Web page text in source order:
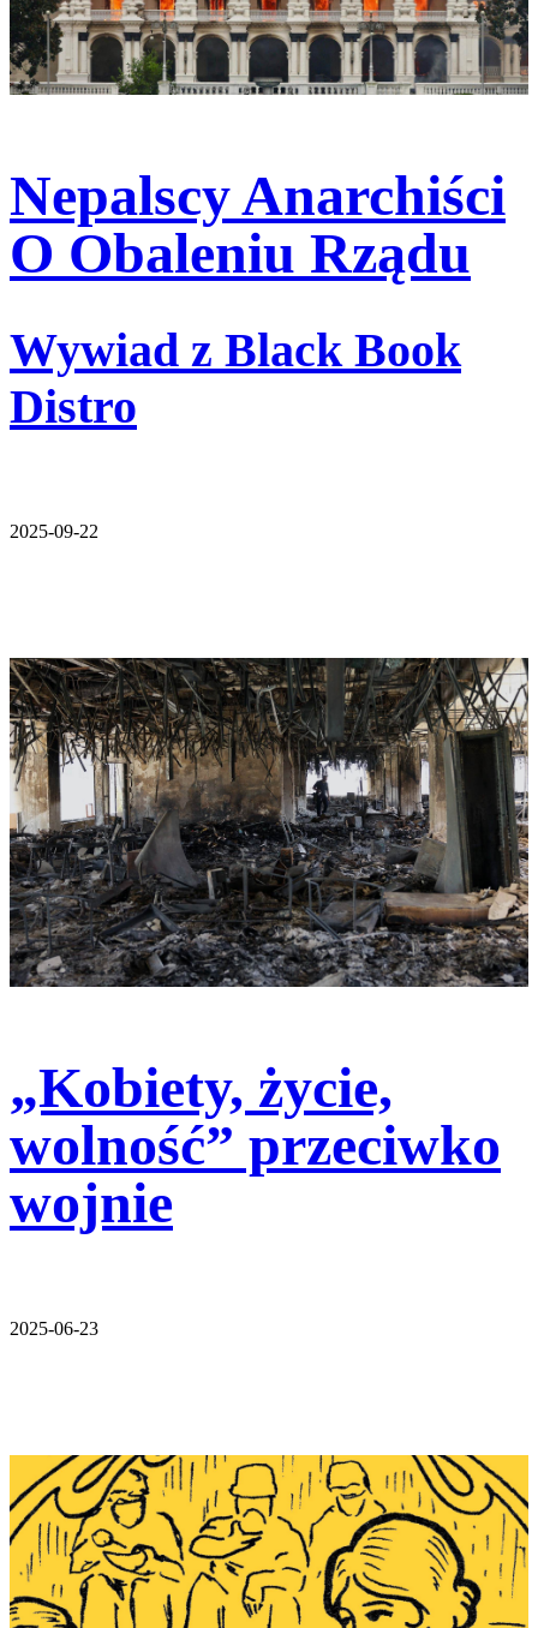
Nepalscy Anarchiści
O Obaleniu Rządu
Wywiad z Black Book
Distro
2025-09-22
„Kobiety, życie,
wolność” przeciwko
wojnie
2025-06-23